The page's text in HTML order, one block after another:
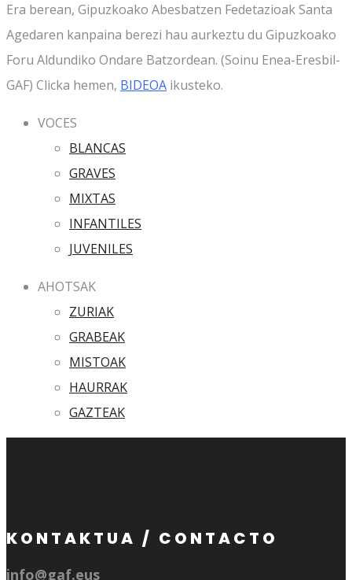
Era berean, Gipuzkoako Abesbatzen Fedetazioak Santa
Agedaren kanpaina berezi hau aurkeztu du Gipuzkoako
Foru Aldundiko Ondare Batzordean. (Soinu Enea-Eresbil-
GAF) Clicka hemen, BIDEOA ikusteko.
VOCES
BLANCAS
GRAVES
MIXTAS
INFANTILES
JUVENILES
AHOTSAK
ZURIAK
GRABEAK
MISTOAK
HAURRAK
GAZTEAK
KONTAKTUA / CONTACTO
info@gaf.eus